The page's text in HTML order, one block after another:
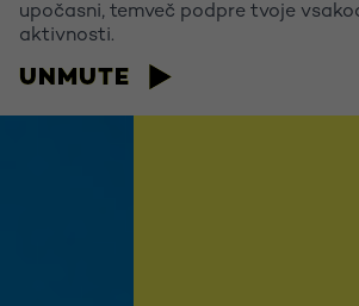
upočasni, temveč podpre tvoje
aktivnosti.
UNMUTE
UNMUTE